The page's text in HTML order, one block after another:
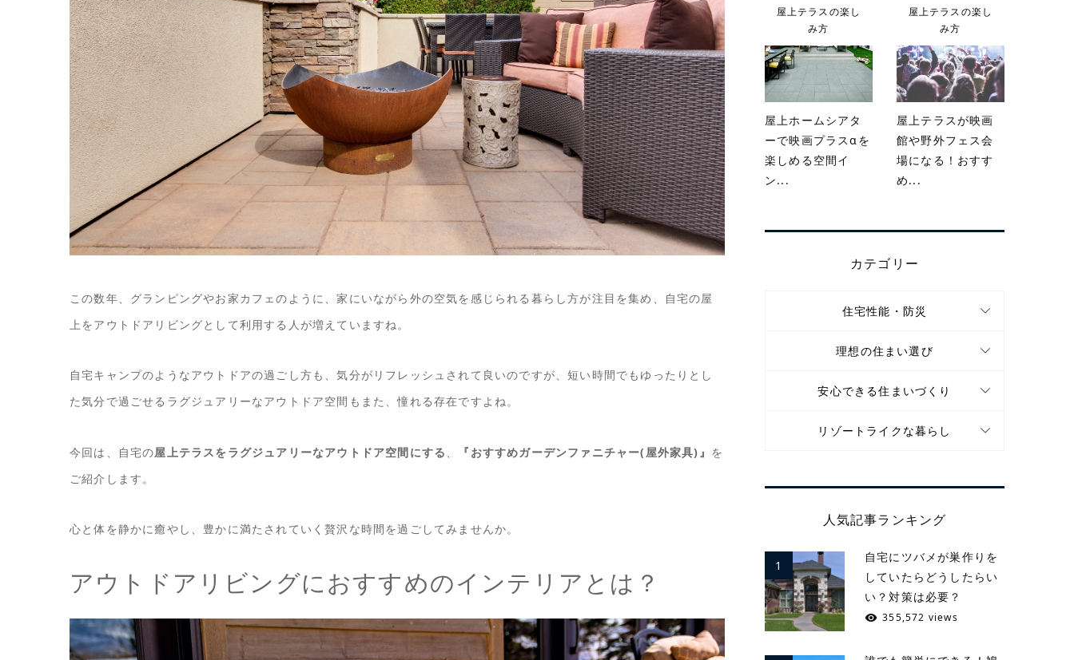
この数年、グランピングやお家カフェのように、家にいながら外の空気を感じられる暮らし方が注目を集め、自宅の屋
上をアウトドアリビングとして利用する人が増えていますね。
自宅キャンプのようなアウトドアの過ごし方も、気分がリフレッシュされて良いのですが、短い時間でもゆったりとし
た気分で過ごせるラグジュアリーなアウトドア空間もまた、憧れる存在ですよね。
今回は、自宅の屋上テラスをラグジュアリーなアウトドア空間にする 『おすすめガーデンファニチャー(屋外家具)』 を
ご紹介します。
心と体を静かに癒やし、豊かに満たされていく贅沢な時間を過ごしてみませんか。
アウトドアリビングにおすすめのインテリアとは？
屋上テラスの楽し
み方
屋上ホームシアタ
ーで映画プラスαを
楽しめる空間イ
ン...
屋上テラスの楽し
み方
屋上テラスが映画
館や野外フェス会
場になる！おすす
め...
カテゴリー
住宅性能・防災
理想の住まい選び
安心できる住まいづくり
リゾートライクな暮らし
人気記事ランキング
1
自宅にツバメが巣作りを
していたらどうしたらい
い？対策は必要？
355,572 views